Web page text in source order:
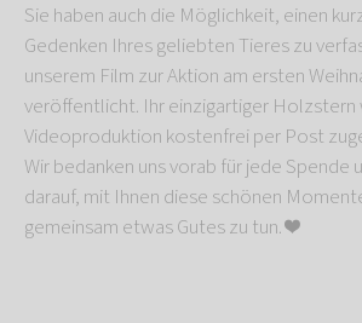
Sie haben auch die Möglichkeit, einen
Gedenken Ihres geliebten Tieres zu
unserem Film zur Aktion am ersten
veröffentlicht. Ihr einzigartiger Holzstern
Videoproduktion kostenfrei per Post
Wir bedanken uns vorab für jede Spende
darauf, mit Ihnen diese schönen
gemeinsam etwas Gutes zu tun. ❤️